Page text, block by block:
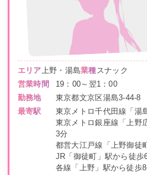
エリア上野・湯島業種スナック
営業時間
19：00～翌1：00
勤務地
東京都文京区湯島3-44-8
最寄駅
東京メトロ千代田線「湯
東京メトロ銀座線「上野
3分
都営大江戸線「上野御徒
JR「御徒町」駅から徒歩
各線「上野」駅から徒歩8